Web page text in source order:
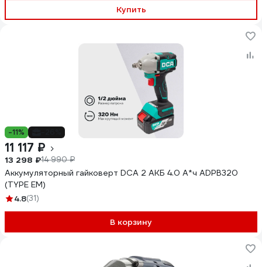
Купить
-11%
11 117 ₽
13 298 ₽14 990 ₽
Аккумуляторный гайковерт DCA 2 АКБ 4.0 А*ч ADPB320
(TYPE EM)
4.8(31)
В корзину